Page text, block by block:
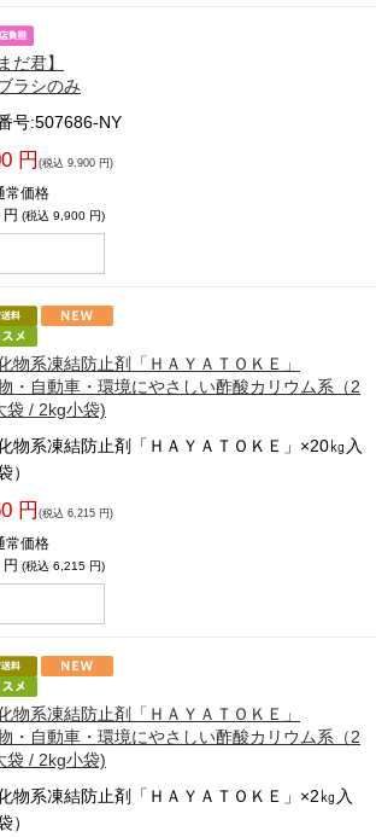
だ君】
ラシのみ
号:507686-NY
円 (税込 9,900 円)
常価格
(税込 9,900 円)
物系凍結防止剤「ＨＡＹＡＴＯＫＥ」
・自動車・環境にやさしい酢酸カリウム系（2
袋 / 2kg小袋)
物系凍結防止剤「ＨＡＹＡＴＯＫＥ」×20㎏入
）
円 (税込 6,215 円)
常価格
(税込 6,215 円)
物系凍結防止剤「ＨＡＹＡＴＯＫＥ」
・自動車・環境にやさしい酢酸カリウム系（2
袋 / 2kg小袋)
物系凍結防止剤「ＨＡＹＡＴＯＫＥ」×2㎏入
）